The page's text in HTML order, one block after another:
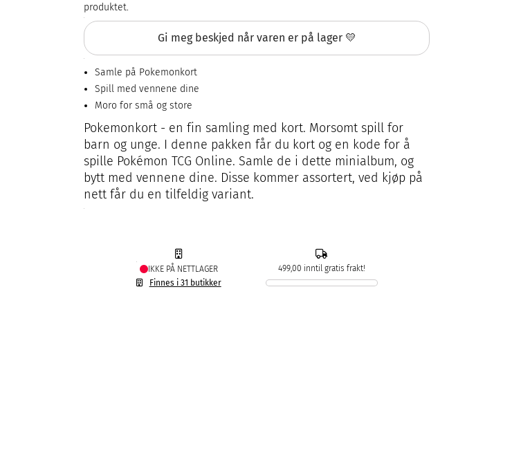
produktet.
Gi meg beskjed når varen er på lager 💛
Samle på Pokemonkort
Spill med vennene dine
Moro for små og store
Pokemonkort - en fin samling med kort. Morsomt spill for
barn og unge. I denne pakken får du kort og en kode for å
spille Pokémon TCG Online. Samle de i dette minialbum, og
bytt med vennene dine. Disse kommer assortert, ved kjøp på
nett får du en tilfeldig variant.
IKKE PÅ NETTLAGER
Finnes i 31 butikker
499,00 inntil gratis frakt!